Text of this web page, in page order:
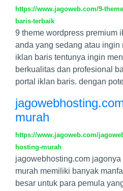
https://www.jagoweb.com/9-
baris-terbaik
9 theme wordpress premium
anda yang sedang atau ingin
iklan baris tentunya ingin
berkualitas dan profesional
portal iklan baris. dengan
murah
https://www.jagoweb.com/
hosting-murah
jagowebhosting.com
murah memiliki banyak
besar untuk para pemula